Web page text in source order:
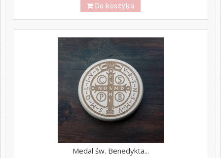
Do koszyka
Medal św. Benedykta...